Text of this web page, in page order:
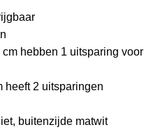
hebben 1 uitsparing voor
heeft 2 uitsparingen
buitenzijde matwit